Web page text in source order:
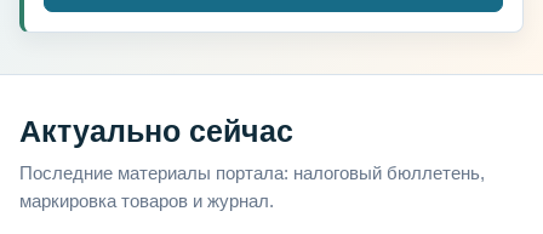
Актуально сейчас
Последние материалы портала: налоговый бюллетень,
маркировка товаров и журнал.